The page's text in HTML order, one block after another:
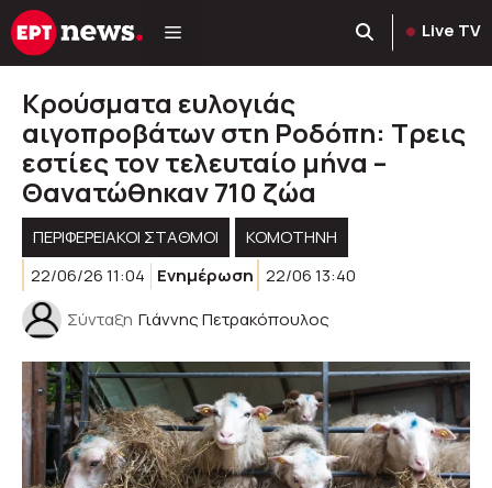
Μετάβαση
σε
Live TV
Κρούσματα ευλογιάς
αιγοπροβάτων στη Ροδόπη: Τρεις
εστίες τον τελευταίο μήνα –
Θανατώθηκαν 710 ζώα
ΠΕΡΙΦΕΡΕΙΑΚΟΊ ΣΤΑΘΜΟΊ
KOMOTHNH
22/06/26 11:04
Ενημέρωση 22/06 13:40
Σύνταξη Γιάννης Πετρακόπουλος